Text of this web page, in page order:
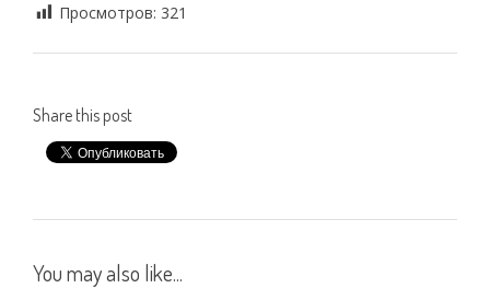
Просмотров: 321
Share this post
You may also like...